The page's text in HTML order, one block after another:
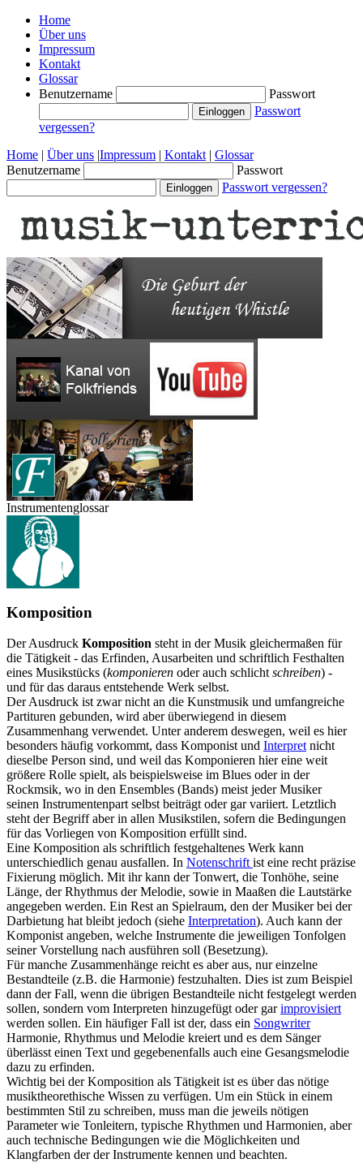
Home
Über uns
Impressum
Kontakt
Glossar
Benutzername
Passwort
Passwort
vergessen?
Home | Über uns |Impressum | Kontakt | Glossar
Benutzername
Passwort
Passwort vergessen?
Instrumentenglossar
Komposition
Der Ausdruck Komposition steht in der Musik gleichermaßen für
die Tätigkeit - das Erfinden, Ausarbeiten und schriftlich Festhalten
eines Musikstücks (komponieren oder auch schlichtschreiben) -
und für das daraus entstehende Werk selbst.
Der Ausdruck ist zwar nicht an die Kunstmusik und umfangreiche
Partituren gebunden, wird aber überwiegend in diesem
Zusammenhang verwendet. Unter anderem deswegen, weil es hier
besonders häufig vorkommt, dass Komponist und Interpretnicht
dieselbe Person sind, und weil das Komponieren hier eine weit
größere Rolle spielt, als beispielsweise im Blues oder in der
Rockmsik, wo in den Ensembles (Bands) meist jeder Musiker
seinen Instrumentenpart selbst beiträgt oder gar variiert. Letztlich
steht der Begriff aber in allen Musikstilen, sofern die Bedingungen
für das Vorliegen von Komposition erfüllt sind.
Eine Komposition als schriftlich festgehaltenes Werk kann
unterschiedlich genau ausfallen. In Notenschriftist eine recht präzise
Fixierung möglich. Mit ihr kann der Tonwert, die Tonhöhe, seine
Länge, der Rhythmus der Melodie, sowie in Maaßen die Lautstärke
angegeben werden. Ein Rest an Spielraum, den der Musiker bei der
Darbietung hat bleibt jedoch (siehe Interpretation). Auch kann der
Komponist angeben, welche Instrumente die jeweiligen Tonfolgen
seiner Vorstellung nach ausführen soll (Besetzung).
Für manche Zusammenhänge reicht es aber aus, nur einzelne
Bestandteile (z.B. die Harmonie) festzuhalten. Dies ist zum Beispiel
dann der Fall, wenn die übrigen Bestandteile nicht festgelegt werden
sollen, sondern vom Interpreten hinzugefügt oder garimprovisiert
werden sollen. Ein häufiger Fall ist der, dass ein Songwriter
Harmonie, Rhythmus und Melodie kreiert und es dem Sänger
überlässt einen Text und gegebenenfalls auch eine Gesangsmelodie
dazu zu erfinden.
Wichtig bei der Komposition als Tätigkeit ist es über das nötige
musiktheorethische Wissen zu verfügen. Um ein Stück in einem
bestimmten Stil zu schreiben, muss man die jeweils nötigen
Parameter wie Tonleitern, typische Rhythmen und Harmonien, aber
auch technische Bedingungen wie die Möglichkeiten und
Klangfarben der der Instrumente kennen und beachten.